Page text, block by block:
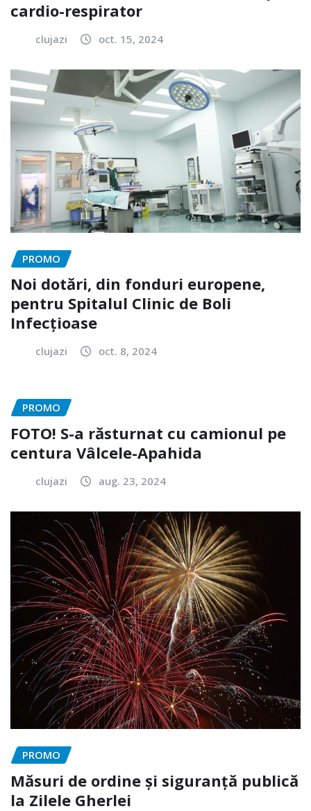
cardio-respirator
clujazi oct. 15, 2024
PROMO
Noi dotări, din fonduri europene,
pentru Spitalul Clinic de Boli
Infecțioase
clujazi oct. 8, 2024
PROMO
FOTO! S-a răsturnat cu camionul pe
centura Vâlcele-Apahida
clujazi aug. 23, 2024
PROMO
Măsuri de ordine și siguranță publică
la Zilele Gherlei